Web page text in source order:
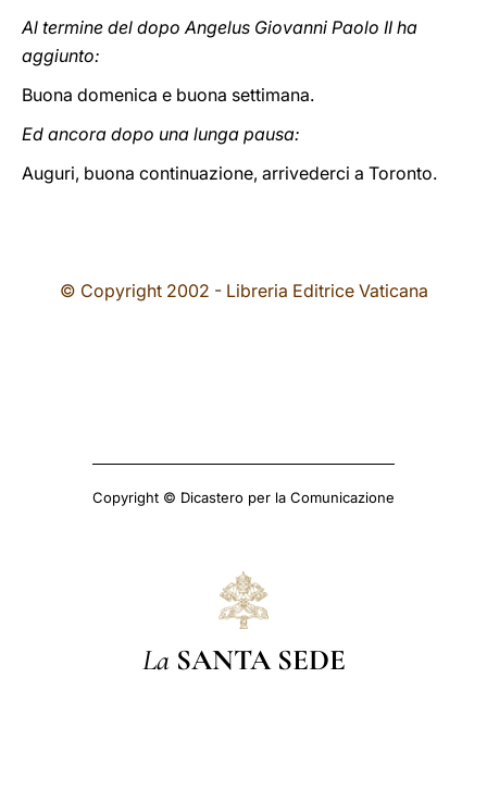
Al termine del dopo Angelus Giovanni Paolo II ha
aggiunto:
Buona domenica e buona settimana.
Ed ancora dopo una lunga pausa:
Auguri, buona continuazione, arrivederci a Toronto.
© Copyright 2002 - Libreria Editrice Vaticana
Copyright © Dicastero per la Comunicazione
La SANTA SEDE